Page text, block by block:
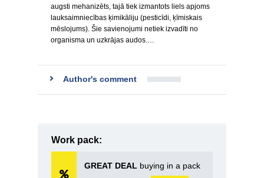
augsti mehanizēts, tajā tiek izmantots liels apjoms
lauksaimniecības ķimikāliju (pesticīdi, ķīmiskais
mēslojums). Šie savienojumi netiek izvadīti no
organisma un uzkrājas audos.…
Author's comment
Work pack:
GREAT DEAL buying in a pack